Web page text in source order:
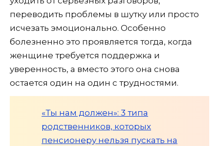
переводить проблемы в шутку или просто
исчезать эмоционально. Особенно
болезненно это проявляется тогда, когда
женщине требуется поддержка и
уверенность, а вместо этого она снова
остается один на один с трудностями.
«Ты нам должен»: 3 типа
родственников, которых
пенсионеру нельзя пускать на